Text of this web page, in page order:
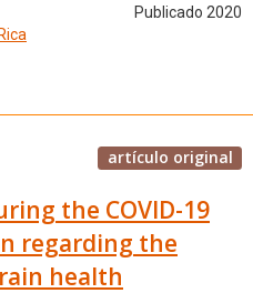
Publicado 2020
artículo original
the COVID-19
regarding the
health